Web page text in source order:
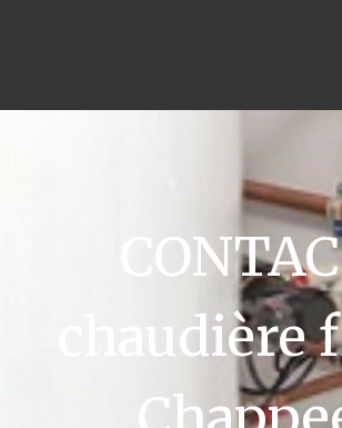
chaudière